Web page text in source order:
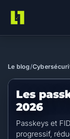
Loriginal
Le blog /
Les
2026
Passkeys et
progressif,